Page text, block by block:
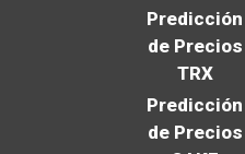
Predicción
de Precios
TRX
Predicción
de Precios